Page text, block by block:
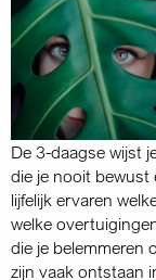
De 3-daagse wijst
die je nooit bewust
lijfelijk ervaren
welke
die je belemmeren
zijn vaak ontstaan